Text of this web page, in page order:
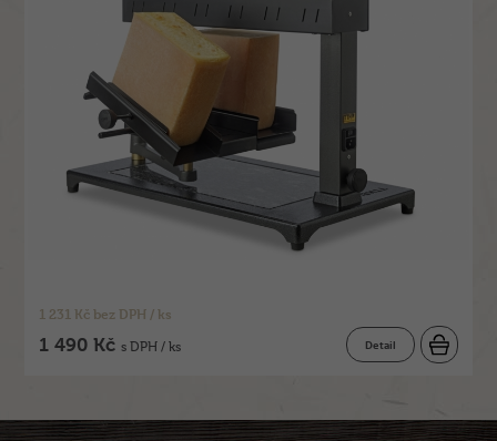
1 231 Kč bez DPH / ks
1 490 Kčs DPH / ks Detail